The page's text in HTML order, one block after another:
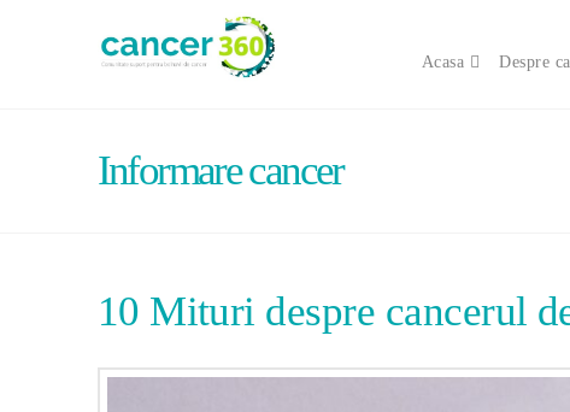
Acasa Despre
Informare cancer
10 Mituri despre cancerul